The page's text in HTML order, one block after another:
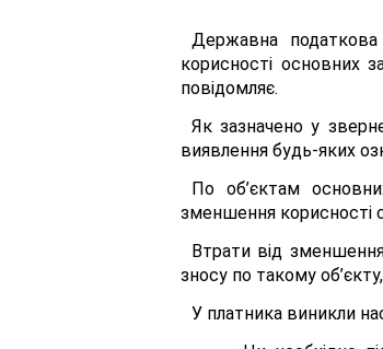
Державна податкова
корисності основних
повідомляє.
Як зазначено у
виявлення будь-яких
По об’єктам
зменшення корисності
Втрати від
зносу по такому
У платника виникли